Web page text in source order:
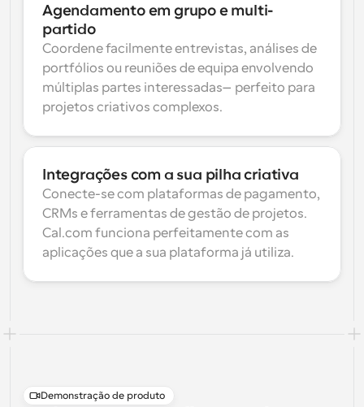
Agendamento em grupo e multi-
partido
Coordene facilmente entrevistas, análises de
portfólios ou reuniões de equipa envolvendo
múltiplas partes interessadas—perfeito para
projetos criativos complexos.
Integrações com a sua pilha criativa
Conecte-se com plataformas de pagamento,
CRMs e ferramentas de gestão de projetos.
Cal.com funciona perfeitamente com as
aplicações que a sua plataforma já utiliza.
Demonstração de produto